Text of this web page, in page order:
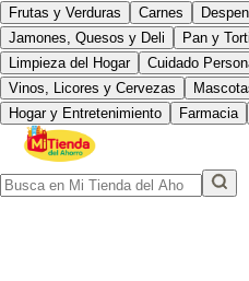
Frutas y Verduras Carnes
Jamones, Quesos y Deli
Pan y
Limpieza del Hogar
Cuidado
Vinos, Licores y Cervezas
Hogar y Entretenimiento
Farmacia